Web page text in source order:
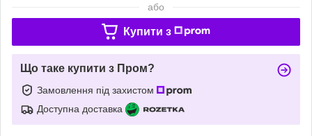
або
Купити з
Що таке купити з Пром?
Замовлення під захистом
Доступна доставка